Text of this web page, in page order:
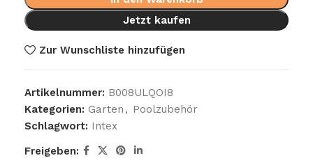
Jetzt kaufen
Zur Wunschliste hinzufügen
Artikelnummer: B008ULQOI8
Kategorien: Garten , Poolzubehör
Schlagwort: Intex
Freigeben: